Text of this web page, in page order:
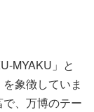
MYAKU」と
象徴していま
、万博のテー